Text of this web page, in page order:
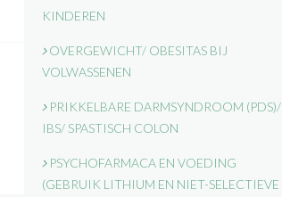
KINDEREN
OVERGEWICHT/ OBESITAS BIJ
VOLWASSENEN
PRIKKELBARE DARMSYNDROOM (PDS)/
IBS/ SPASTISCH COLON
PSYCHOFARMACA EN VOEDING
(GEBRUIK LITHIUM EN NIET-SELECTIEVE